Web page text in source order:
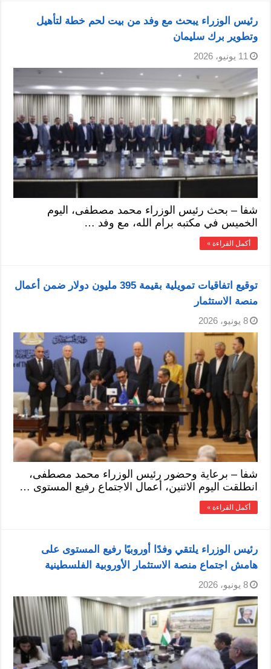
رئيس الوزراء يبحث مع وفد من بيت لحم خطة لتأهيل
وتطوير برك سليمان
11 يونيو، 2026
شفا – بحث رئيس الوزراء محمد مصطفى، اليوم
الخميس في مكتبه برام الله، مع وفد …
أكمل القراءة »
توقيع اتفاقيات تمويلية بقيمة 395 مليون دولار ضمن أعمال
منصة الاستثمار
8 يونيو، 2026
شفا – برعاية وحضور رئيس الوزراء محمد مصطفى،
انطلقت اليوم الاثنين، أعمال الاجتماع رفيع المستوى …
أكمل القراءة »
رئيس الوزراء يلتقي وفدًا أوروبيًا رفيع المستوى على
هامش اجتماع منصة الاستثمار الأوروبية الفلسطينية
8 يونيو، 2026